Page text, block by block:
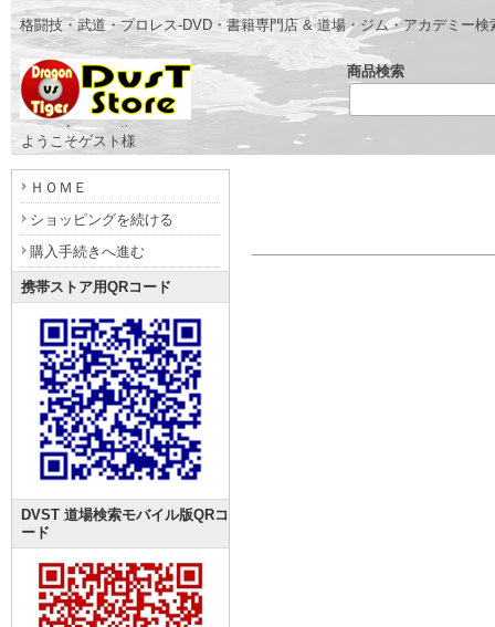
格闘技・武道・プロレス-DVD・書籍専門店 & 道場・ジム・アカデミー検
- www.dragonvstiger.com -
商品検索
ようこそゲスト様
ＨＯＭＥ
ショッピングを続ける
購入手続きへ進む
携帯ストア用QRコード
DVST 道場検索モバイル版QRコ
ード